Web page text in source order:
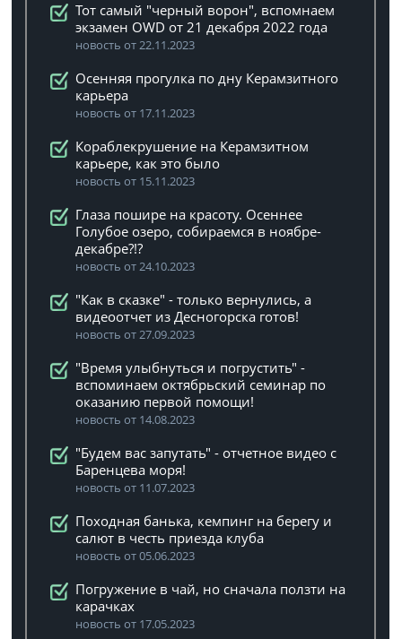
Тот самый "черный ворон", вспомнаем
экзамен OWD от 21 декабря 2022 года
новость от 22.11.2023
Осенняя прогулка по дну Керамзитного
карьера
новость от 17.11.2023
Кораблекрушение на Керамзитном
карьере, как это было
новость от 15.11.2023
Глаза пошире на красоту. Осеннее
Голубое озеро, собираемся в ноябре-
декабре?!?
новость от 24.10.2023
"Как в сказке" - только вернулись, а
видеоотчет из Десногорска готов!
новость от 27.09.2023
"Время улыбнуться и погрустить" -
вспоминаем октябрьский семинар по
оказанию первой помощи!
новость от 14.08.2023
"Будем вас запутать" - отчетное видео с
Баренцева моря!
новость от 11.07.2023
Походная банька, кемпинг на берегу и
салют в честь приезда клуба
новость от 05.06.2023
Погружение в чай, но сначала ползти на
карачках
новость от 17.05.2023